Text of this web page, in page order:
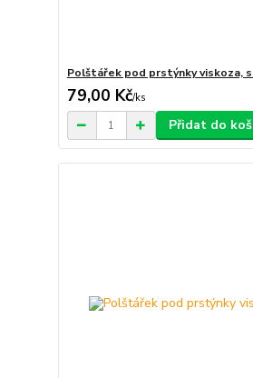
Polštářek pod prstýnky viskoza,
79,00 Kč/ks
Přidat do